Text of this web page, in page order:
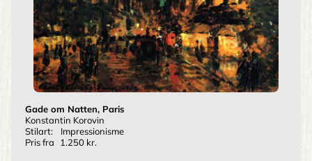
Gade om Natten, Paris
Konstantin Korovin
Stilart:
Impressionisme
Pris fra
1.250 kr.